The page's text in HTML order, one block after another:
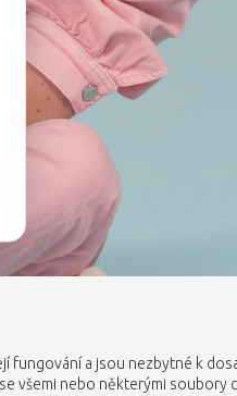
a jsou nezbytné k
všemi nebo některými soubory